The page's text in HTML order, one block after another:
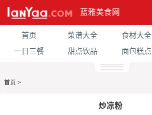
蓝雅美食网
首页 菜谱大全 食材大全
一日三餐
甜点饮品 面包糕点
首页 >
炒凉粉